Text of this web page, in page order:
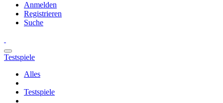
Anmelden
Registrieren
Suche
Testspiele
Alles
Testspiele